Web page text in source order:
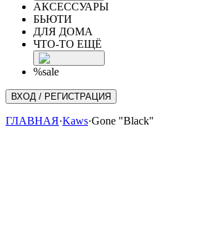
АКСЕССУАРЫ
БЬЮТИ
ДЛЯ ДОМА
ЧТО-ТО ЕЩЁ
%sale
ВХОД / РЕГИСТРАЦИЯ
ГЛАВНАЯ·Kaws·Gone "Black"